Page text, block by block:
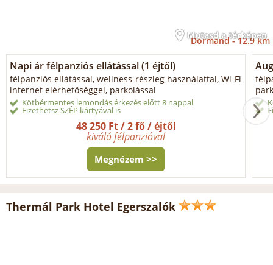
Mutasd a térképen
Dormánd -12.9 km
Napi ár félpanziós ellátással (1 éjtől)
félpanziós ellátással, wellness-részleg használattal, Wi-Fi
internet elérhetőséggel, parkolással
Kötbérmentes lemondás érkezés előtt 8 nappal
Fizethetsz SZÉP kártyával is
48 250 Ft / 2 fő / éjtől
kiváló félpanzióval
Megnézem >>
Thermál Park Hotel Egerszalók